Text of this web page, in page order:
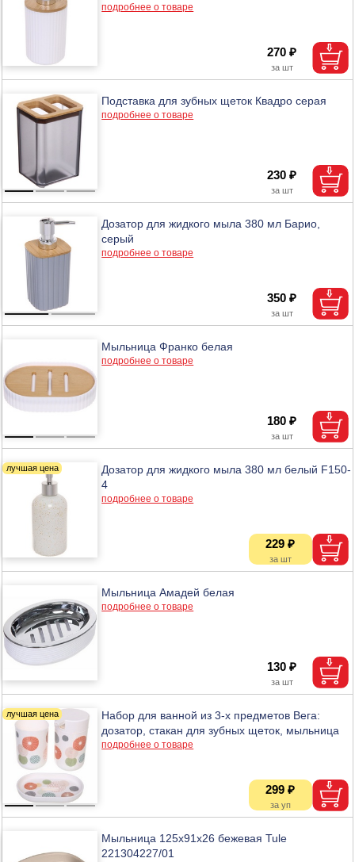
подробнее о товаре
270 ₽
Подставка для зубных щеток Квадро серая
подробнее о товаре
230 ₽
Дозатор для жидкого мыла 380 мл Барио,
серый
подробнее о товаре
350 ₽
Мыльница Франко белая
подробнее о товаре
180 ₽
Дозатор для жидкого мыла 380 мл белый F150-
4
подробнее о товаре
229 ₽
Мыльница Амадей белая
подробнее о товаре
130 ₽
Набор для ванной из 3-х предметов Вега:
дозатор, стакан для зубных щеток, мыльница
подробнее о товаре
299 ₽
Мыльница 125х91х26 бежевая Tule
221304227/01